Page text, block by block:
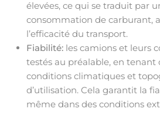
élevées, ce qui se traduit par
consommation de carburant,
l’efficacité du transport.
Fiabilité: les camions et leurs
testés au préalable, en tenant
conditions climatiques et
d’utilisation. Cela garantit la
même dans des conditions